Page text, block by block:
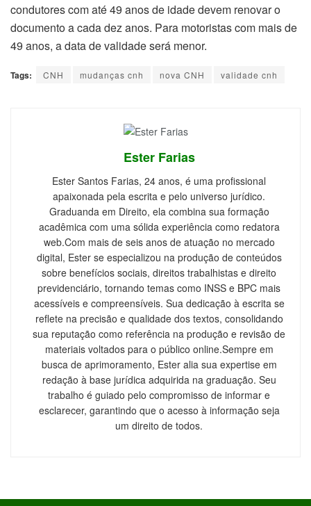
condutores com até 49 anos de idade devem renovar o
documento a cada dez anos. Para motoristas com mais de
49 anos, a data de validade será menor.
Tags: CNH mudanças cnh nova CNH validade cnh
Ester Farias
Ester Santos Farias, 24 anos, é uma profissional
apaixonada pela escrita e pelo universo jurídico.
Graduanda em Direito, ela combina sua formação
acadêmica com uma sólida experiência como redatora
web.Com mais de seis anos de atuação no mercado
digital, Ester se especializou na produção de conteúdos
sobre benefícios sociais, direitos trabalhistas e direito
previdenciário, tornando temas como INSS e BPC mais
acessíveis e compreensíveis. Sua dedicação à escrita se
reflete na precisão e qualidade dos textos, consolidando
sua reputação como referência na produção e revisão de
materiais voltados para o público online.Sempre em
busca de aprimoramento, Ester alia sua expertise em
redação à base jurídica adquirida na graduação. Seu
trabalho é guiado pelo compromisso de informar e
esclarecer, garantindo que o acesso à informação seja
um direito de todos.